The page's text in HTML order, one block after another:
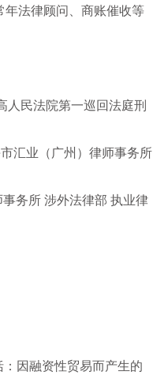
法律顾问、商账催收等
民法院第一巡回法庭刑
汇业（广州）律师事务所
务所 涉外法律部 执业律
因融资性贸易而产生的